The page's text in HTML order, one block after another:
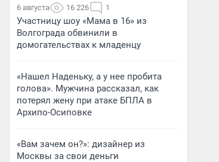
6 августа 16 226 1
Участницу шоу «Мама в 16» из
Волгограда обвинили в
домогательствах к младенцу
«Нашел Наденьку, а у нее пробита
голова». Мужчина рассказал, как
потерял жену при атаке БПЛА в
Архипо-Осиповке
«Вам зачем он?»: дизайнер из
Москвы за свои деньги